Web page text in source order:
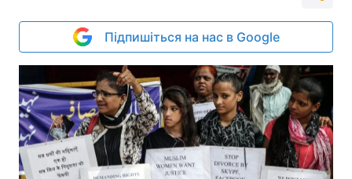
Підпишіться на нас в Google